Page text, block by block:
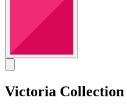
Victoria Collection